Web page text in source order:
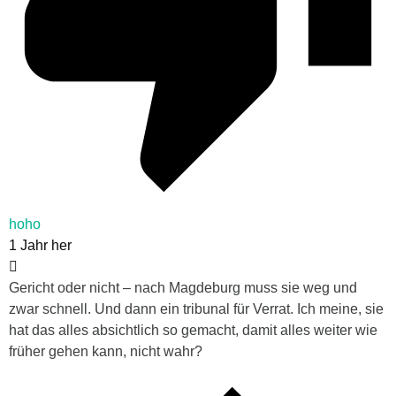
hoho
1 Jahr her
Gericht oder nicht – nach Magdeburg muss sie weg und
zwar schnell. Und dann ein tribunal für Verrat. Ich meine, sie
hat das alles absichtlich so gemacht, damit alles weiter wie
früher gehen kann, nicht wahr?